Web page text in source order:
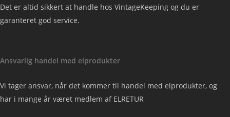
Det er altid sikkert at handle hos VintageKeeping og du er
garanteret god service.
Ansvarlig handel med elprodukter
Vi tager ansvar, når det kommer til handel med elprodukter, og
har i mange år været medlem af ELRETUR